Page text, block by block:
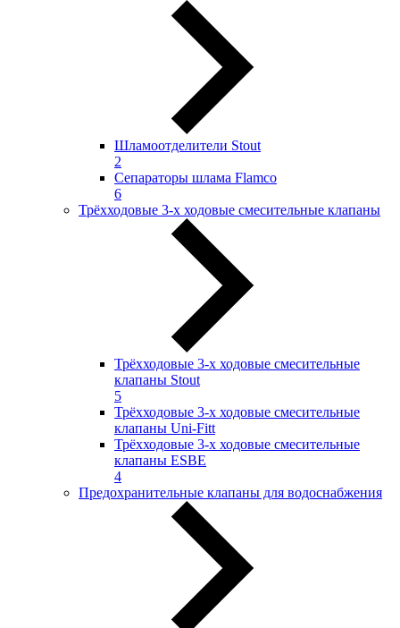
Шламоотделители Stout
2
Сепараторы шлама Flamco
6
Трёхходовые 3-х ходовые смесительные клапаны
Трёхходовые 3-х ходовые смесительные
клапаны Stout
5
Трёхходовые 3-х ходовые смесительные
клапаны Uni-Fitt
Трёхходовые 3-х ходовые смесительные
клапаны ESBE
4
Предохранительные клапаны для водоснабжения